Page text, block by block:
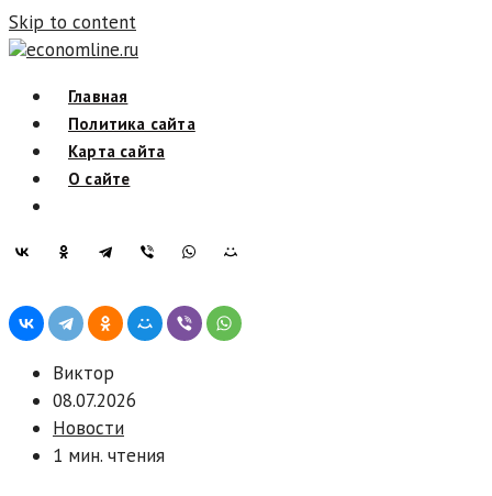
Skip to content
economline.ru
Главная
Политика сайта
Карта сайта
О сайте
Виктор
08.07.2026
Новости
1 мин. чтения